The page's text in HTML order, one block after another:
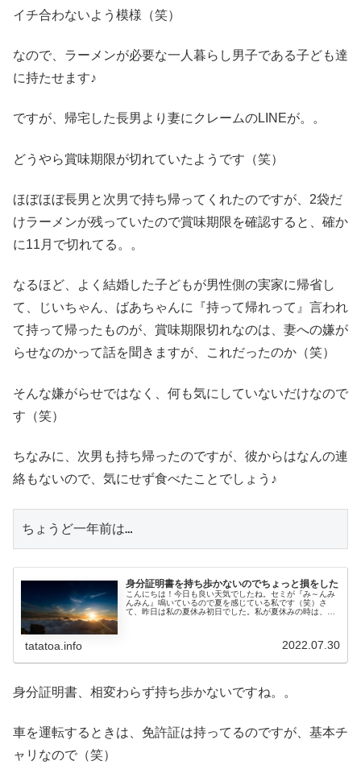
イチ合わないよう模様（笑）
なので、ラーメンが必要な一人暮らし男子である子ども達
に持たせます♪
ですが、帰宅した長男より妻にクレームのLINEが。。
どうやら賞味期限が切れていたようです（笑）
ほぼほぼ長男と次男で持ち帰ってくれたのですが、2袋だ
けラーメンが残っていたので賞味期限を確認すると、確か
に11月で切れてる。。
なるほど、よく結婚した子どもが男性側の実家に帰省し
て、じいちゃん、ばあちゃんに『持って帰れって』言われ
て持って帰ったものが、賞味期限切れなのは、妻への嫌が
らせなのかって話を聞きますが、これだったのか（笑）
そんな嫌がらせではなく、何も気にしていないだけなので
す（笑）
ちなみに、次男も持ち帰ったのですが、彼からはなんの連
絡もないので、気にせず食べたことでしょう♪
ちょうど一年前は…
身分証明書を持ち歩かないのでちょっと損をした
こんにちは！今日も良い天気でしたね。セミが『み～んみ
んみん』鳴いているので夏を感じている私です（笑）さ
て、昨日は私の夏休み初日でした。私が夏休みの時は、妻
tatatoa.info 2022.07.30
身分証明書、相変わらず持ち歩かないですね。。
車を運転するときは、免許証は持ってるのですが、基本チ
ャリなので（笑）